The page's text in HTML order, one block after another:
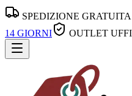
SPEDIZIONE GRATUITA
14 GIORNI
OUTLET